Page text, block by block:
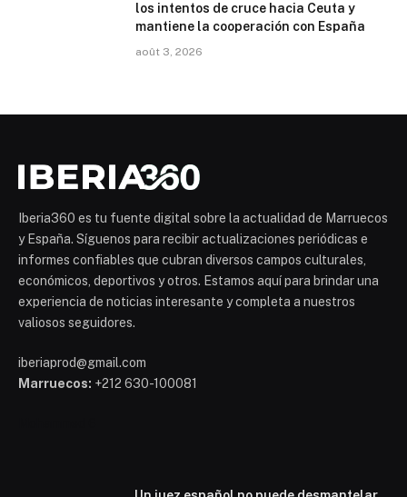
los intentos de cruce hacia Ceuta y
mantiene la cooperación con España
août 3, 2026
Iberia360 es tu fuente digital sobre la actualidad de Marruecos
y España. Síguenos para recibir actualizaciones periódicas e
informes confiables que cubran diversos campos culturales,
económicos, deportivos y otros. Estamos aquí para brindar una
experiencia de noticias interesante y completa a nuestros
valiosos seguidores.
iberiaprod@gmail.com
Marruecos: +212 630-100081